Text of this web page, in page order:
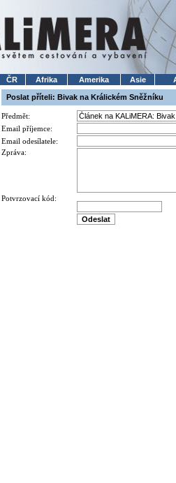
ČR Afrika Amerika Asie
Poslat příteli: Bivak na Králickém Sněžníku
Předmět:
Email příjemce:
Email odesílatele:
Zpráva:
Potvrzovací kód: